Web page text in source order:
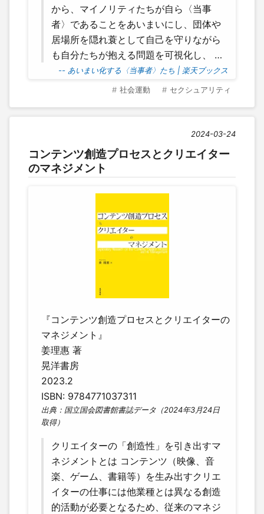
から、マイノリティたちが自ら〈当事
者〉であることをあいまいにし、団体や
居場所を隠れ蓑として自己を守りながら
も自分たちが抱える問題を可視化し、 …
-- あいまい化する〈当事者〉たち | 楽天ブックス
社会運動 セクシュアリティ
2024-03-24
コンテンツ創造プロセスとクリエイター
のマネジメント
『コンテンツ創造プロセスとクリエイターの
マネジメント』
姜理惠 著
晃洋書房
2023.2
ISBN: 9784771037311
出典：国立国会図書館書誌データ（2024年3月24日
取得）
クリエイターの「創造性」を引き出すマ
ネジメントとは コンテンツ（映像、音
楽、ゲーム、書籍等）を生み出すクリエ
イターの仕事には他業種とは異なる創造
的活動が必要となるため、従来のマネジ